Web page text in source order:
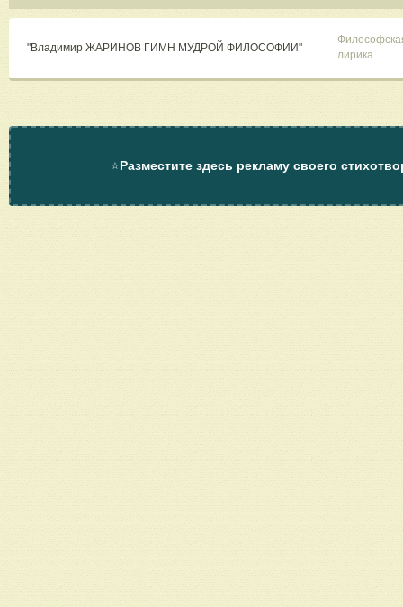
"Владимир ЖАРИНОВ ГИМН МУДРОЙ ФИЛОСОФИИ"
лирика
⭐Разместите здесь рекламу своего